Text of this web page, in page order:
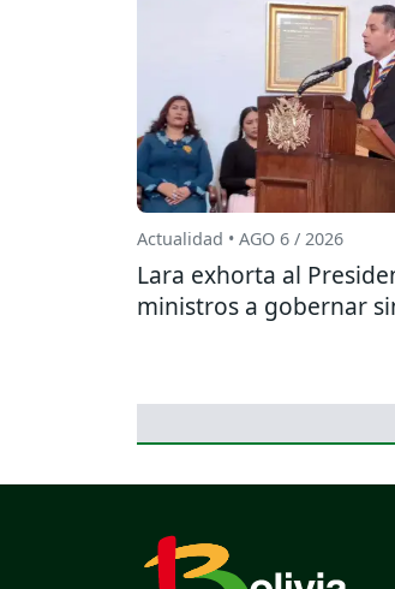
Actualidad • AGO 6 / 2026
Lara exhorta al
ministros a gobernar